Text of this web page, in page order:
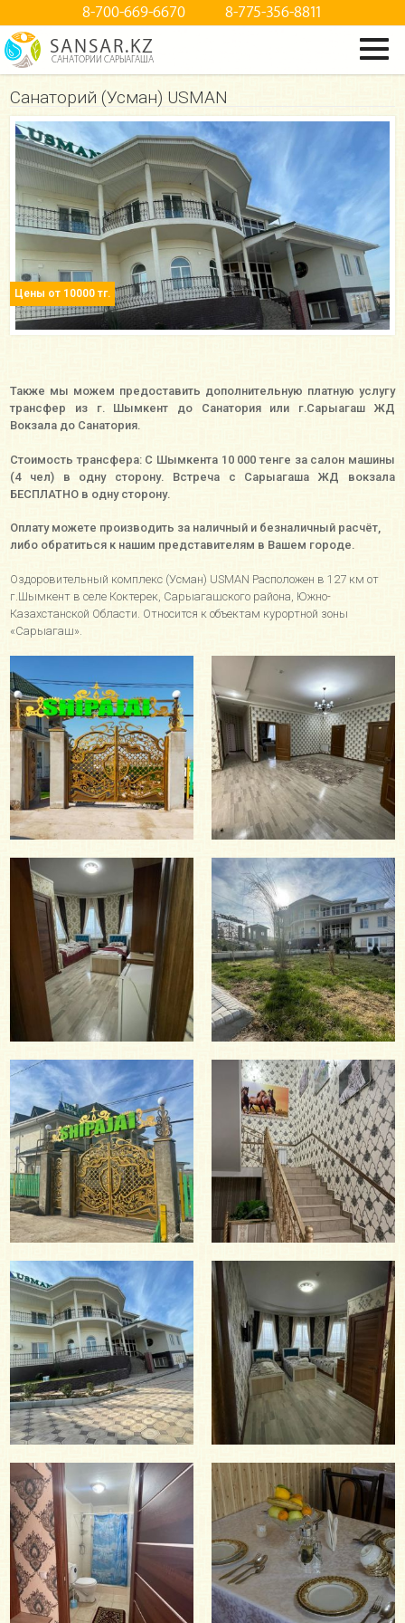
8-700-669-6670 8-775-356-8811
SANSAR.KZ
САНАТОРИИ САРЫАГАША
Санаторий (Усман) USMAN
Цены от 10000 тг.
Также мы можем предоставить дополнительную платную услугу
трансфер из г. Шымкент до Санатория или г.Сарыагаш ЖД
Вокзала до Санатория.
Стоимость трансфера: С Шымкента 10 000 тенге за салон машины
(4 чел) в одну сторону. Встреча с Сарыагаша ЖД вокзала
БЕСПЛАТНО в одну сторону.
Оплату можете производить за наличный и безналичный расчёт,
либо обратиться к нашим представителям в Вашем городе.
Оздоровительный комплекс (Усман) USMAN Расположен в 127 км от
г.Шымкент в селе Коктерек, Сарыагашского района, Южно-
Казахстанской Области. Относится к объектам курортной зоны
«Сарыагаш».